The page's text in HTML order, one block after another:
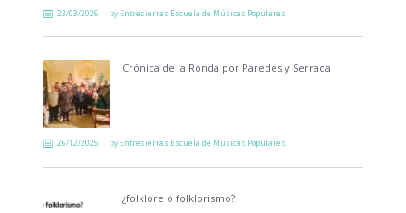
23/03/2026 by Entresierras Escuela de Músicas Populares
Crónica de la Ronda por Paredes y Serrada
26/12/2025 by Entresierras Escuela de Músicas Populares
¿folklore o folklorismo?